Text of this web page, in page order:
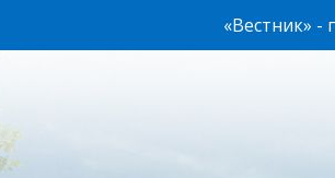
«Вестник» -